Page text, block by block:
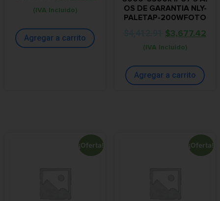
(IVA Incluido)
Agregar a carrito
OS DE GARANTIA NLY-
PALETAP-200WFOTO
$3,677.42
(IVA Incluido)
Agregar a carrito
¡Oferta! ¡Oferta!